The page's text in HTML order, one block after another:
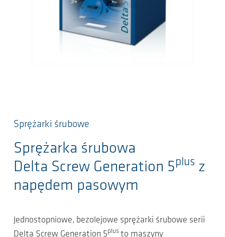
Sprężarki śrubowe
Sprężarka śrubowa
Delta Screw Generation 5plus z
napędem pasowym
Jednostopniowe, bezolejowe sprężarki śrubowe serii
Delta Screw Generation 5plus to maszyny